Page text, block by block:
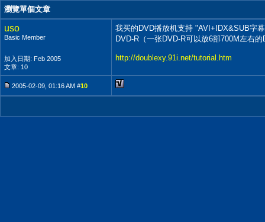
瀏覽單個文章
uso
Basic Member
加入日期: Feb 2005
文章: 10
我买的DVD播放机支持 "AVI+IDX&SUB字
DVD-R（一张DVD-R可以放6部700M左右
http://doublexy.91i.net/tutorial.htm
2005-02-09, 01:16 AM #10